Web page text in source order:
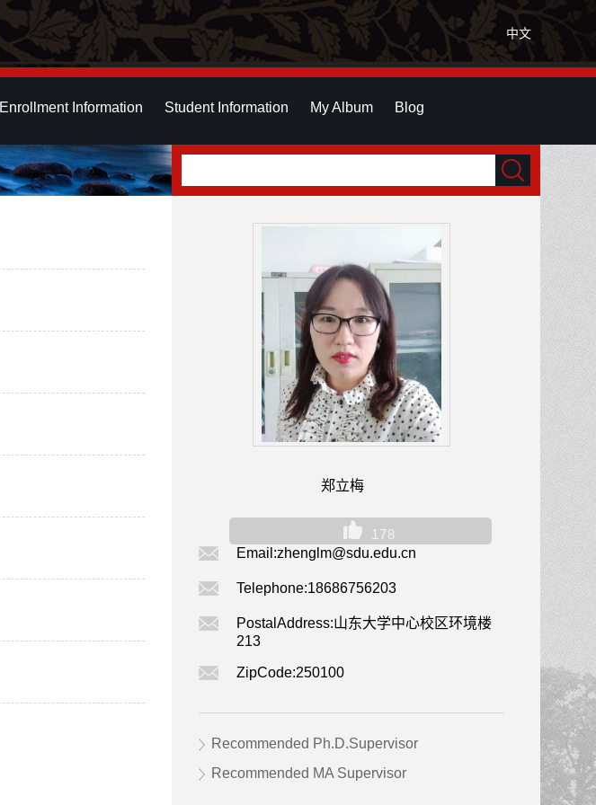
中文
Enrollment Information Student Information My Album Blog
郑立梅
178
Email:zhenglm@sdu.edu.cn
Telephone:18686756203
PostalAddress:山东大学中心校区环境楼
213
ZipCode:250100
Recommended Ph.D.Supervisor
Recommended MA Supervisor